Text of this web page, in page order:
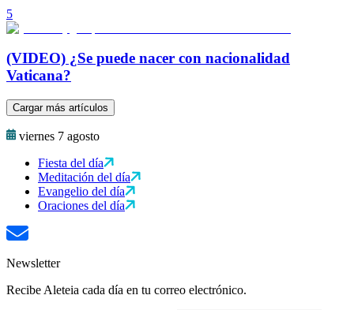
5
(VIDEO) ¿Se puede nacer con nacionalidad
Vaticana?
Cargar más artículos
viernes 7 agosto
Fiesta del día
Meditación del día
Evangelio del día
Oraciones del día
Newsletter
Recibe Aleteia cada día en tu correo electrónico.